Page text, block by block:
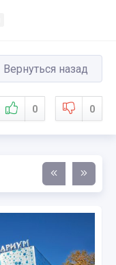
Вернуться назад
0 0